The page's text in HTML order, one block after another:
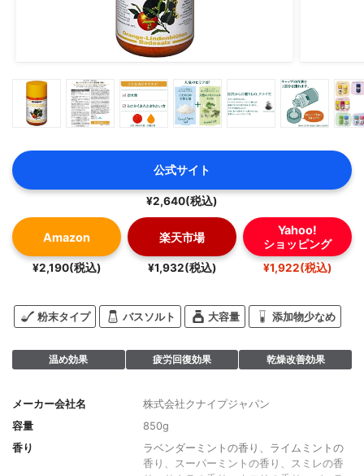
公式サイト
¥2,640(税込)
Amazon
¥2,190(税込)
楽天市場
¥1,932(税込)
Yahoo!
ショッピング
¥1,922(税込)
粉末タイプ バスソルト 大容量 添加物少なめ
温め効果 疲労回復効果 乾燥改善効果
メーカー会社名
株式会社クナイプジャパン
容量
850g
香り
ラベンダーミントの香り、ライムミントの
香り、スーパーミントの香り、スミレの香